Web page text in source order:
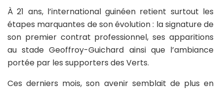
À 21 ans, l’international guinéen retient surtout les
étapes marquantes de son évolution : la signature de
son premier contrat professionnel, ses apparitions
au stade Geoffroy-Guichard ainsi que l’ambiance
portée par les supporters des Verts.
Ces derniers mois, son avenir semblait de plus en